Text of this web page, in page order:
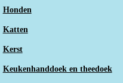
Honden
Katten
Kerst
Keukenhanddoek en theedoek